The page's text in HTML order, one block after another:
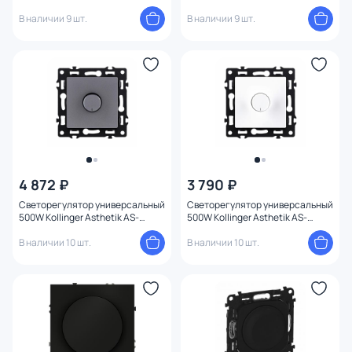
В наличии 9 шт.
В наличии 9 шт.
4 872 ₽
Светорегулятор универсальный
500W Kollinger Asthetik AS-
В наличии 10 шт.
3 790 ₽
Светорегулятор универсальный
500W Kollinger Asthetik AS-
В наличии 10 шт.